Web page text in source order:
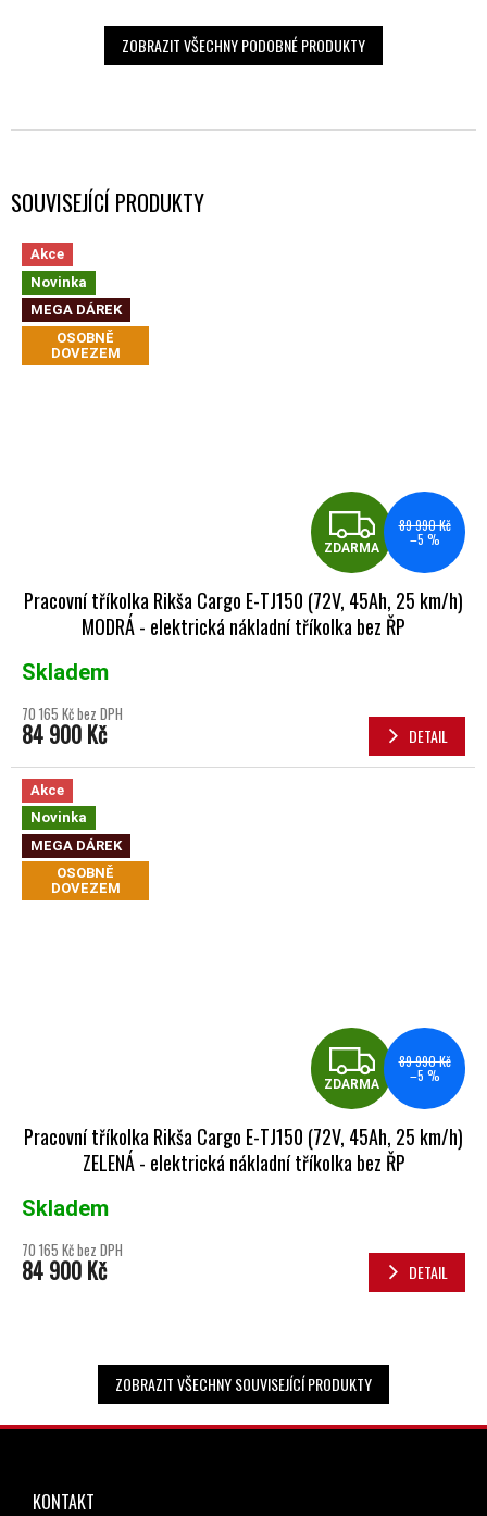
SOUVISEJÍCÍ PRODUKTY
Akce
Novinka
MEGA DÁREK
OSOBNĚ
DOVEZEM
ZDARMA
89 990 Kč
–5 %
Pracovní tříkolka Rikša Cargo E-TJ150 (72V, 45Ah, 25 km/h)
MODRÁ - elektrická nákladní tříkolka bez ŘP
Skladem
70 165 Kč bez DPH
84 900 Kč DETAIL
Akce
Novinka
MEGA DÁREK
OSOBNĚ
DOVEZEM
ZDARMA
89 990 Kč
–5 %
Pracovní tříkolka Rikša Cargo E-TJ150 (72V, 45Ah, 25 km/h)
ZELENÁ - elektrická nákladní tříkolka bez ŘP
Skladem
70 165 Kč bez DPH
84 900 Kč DETAIL
ZOBRAZIT VŠECHNY SOUVISEJÍCÍ PRODUKTY
ZOBRAZIT VŠECHNY PODOBNÉ PRODUKTY
ZÁPATÍ
KONTAKT